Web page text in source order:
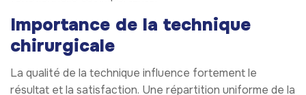
Importance de la technique
chirurgicale
La qualité de la technique influence fortement le
résultat et la satisfaction. Une répartition uniforme de la